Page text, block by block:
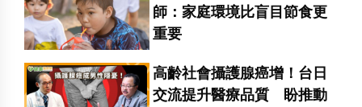
師：家庭環境比盲目節食更
重要
高齡社會攝護腺癌增！台日
交流提升醫療品質 盼推動